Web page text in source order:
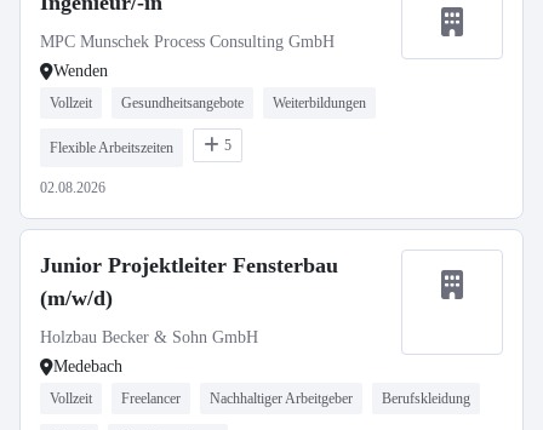
MPC Munschek Process Consulting GmbH
Wenden
Vollzeit Gesundheitsangebote Weiterbildungen
Flexible Arbeitszeiten 5
02.08.2026
Junior Projektleiter Fensterbau
(m/w/d)
Holzbau Becker & Sohn GmbH
Medebach
Vollzeit Freelancer Nachhaltiger Arbeitgeber Berufskleidung